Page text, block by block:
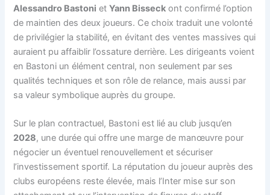
Alessandro Bastoni etYann Bisseck ont confirmé l’option
de maintien des deux joueurs. Ce choix traduit une volonté
de privilégier la stabilité, en évitant des ventes massives qui
auraient pu affaiblir l’ossature derrière. Les dirigeants voient
en Bastoni un élément central, non seulement par ses
qualités techniques et son rôle de relance, mais aussi par
sa valeur symbolique auprès du groupe.
Sur le plan contractuel, Bastoni est lié au club jusqu’en
2028, une durée qui offre une marge de manœuvre pour
négocier un éventuel renouvellement et sécuriser
l’investissement sportif. La réputation du joueur auprès des
clubs européens reste élevée, mais l’Inter mise sur son